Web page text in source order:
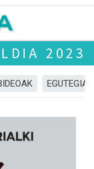
2023
EGUTEGIA